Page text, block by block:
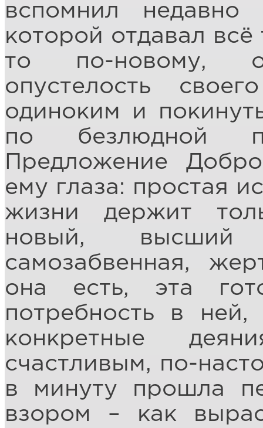
вспомнил
которой отдавал
то по-новому,
опустелость
одиноким и
по безлюдной
Предложение
ему глаза: простая
жизни держит
новый,
самозабвенная,
она есть, эта
потребность в
конкретные
счастливым, по-
в минуту прошла
взором – как